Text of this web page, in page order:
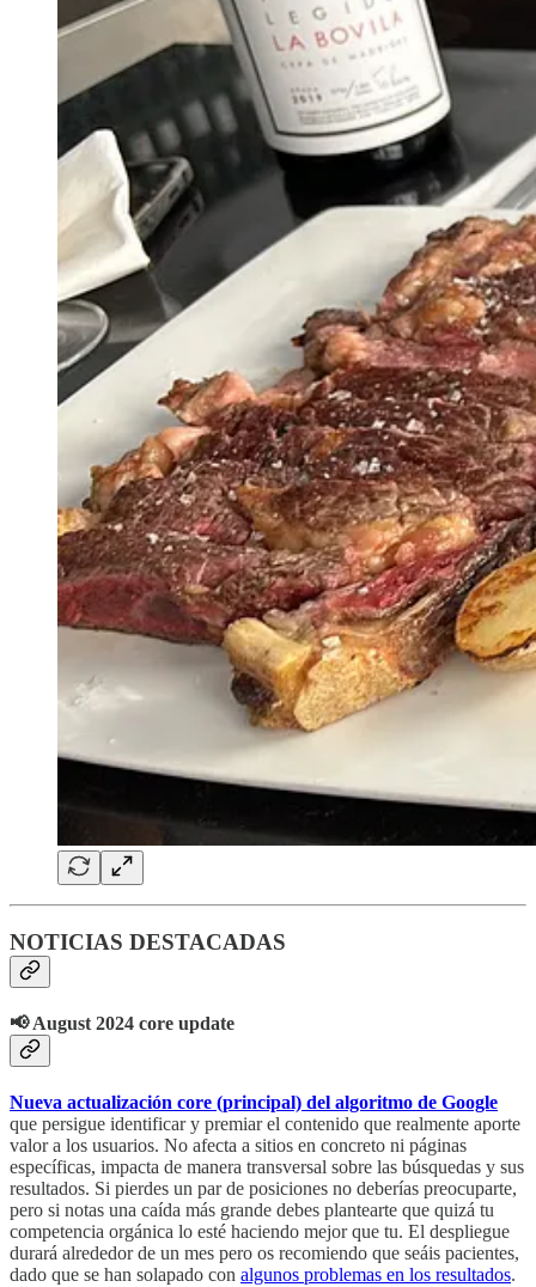
NOTICIAS DESTACADAS
📢 August 2024 core update
Nueva actualización core (principal) del algoritmo de Google
que persigue identificar y premiar el contenido que realmente aporte
valor a los usuarios. No afecta a sitios en concreto ni páginas
específicas, impacta de manera transversal sobre las búsquedas y sus
resultados. Si pierdes un par de posiciones no deberías preocuparte,
pero si notas una caída más grande debes plantearte que quizá tu
competencia orgánica lo esté haciendo mejor que tu. El despliegue
durará alrededor de un mes pero os recomiendo que seáis pacientes,
dado que se han solapado con algunos problemas en los resultados.